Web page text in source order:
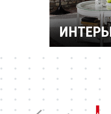
Будильники